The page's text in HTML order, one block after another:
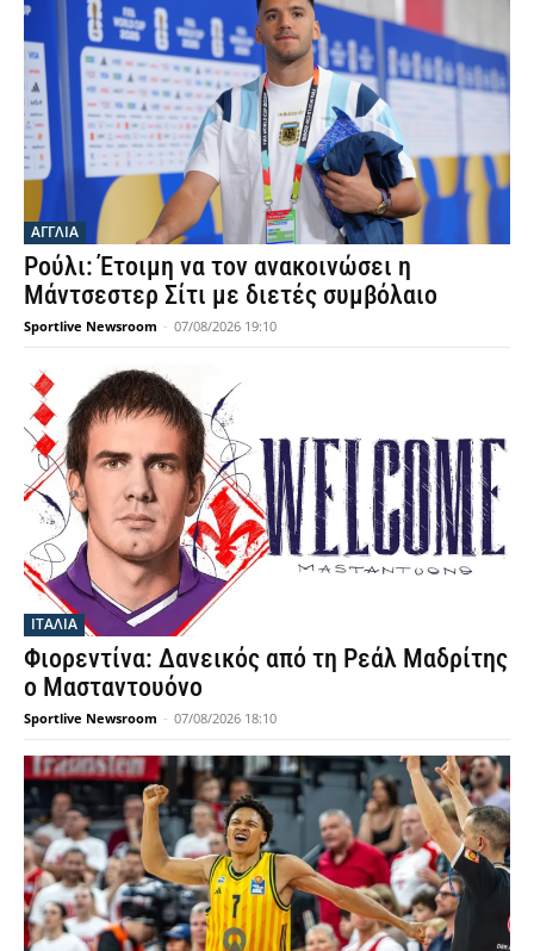
ΑΓΓΛΙΑ
Ρούλι: Έτοιμη να τον ανακοινώσει η
Μάντσεστερ Σίτι με διετές συμβόλαιο
Sportlive Newsroom - 07/08/2026 19:10
ΙΤΑΛΙΑ
Φιορεντίνα: Δανεικός από τη Ρεάλ Μαδρίτης
ο Μασταντουόνο
Sportlive Newsroom - 07/08/2026 18:10